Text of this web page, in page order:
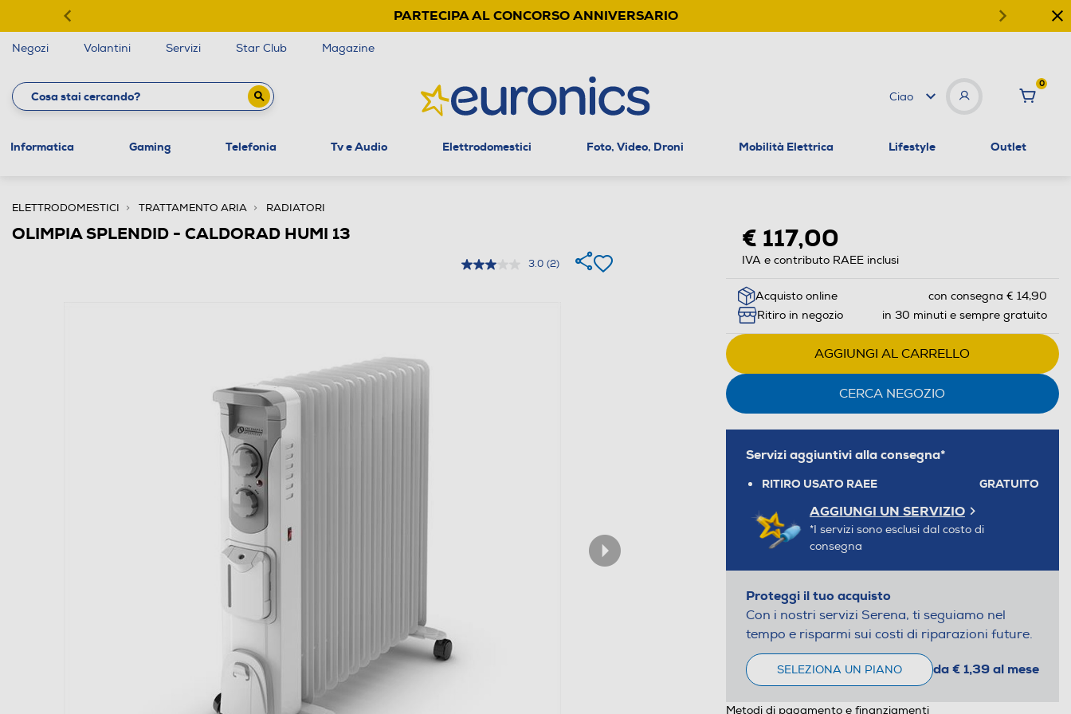
PARTECIPA AL CONCORSO ANNIVERSARIO
Negozi Volantini Servizi Star Club Magazine
Ciao
0
Informatica Gaming Telefonia Tv e Audio Elettrodomestici Foto, Video, Droni Mobilità Elettrica Lifestyle Outlet
ELETTRODOMESTICI TRATTAMENTO ARIA RADIATORI
OLIMPIA SPLENDID - CALDORAD HUMI 13
3.0 (2)
€ 117,00
IVA e contributo RAEE inclusi
Acquisto online
con consegna € 14,90
Ritiro in negozio
in 30 minuti e sempre gratuito
AGGIUNGI AL CARRELLO
CERCA NEGOZIO
Servizi aggiuntivi alla consegna*
RITIRO USATO RAEE GRATUITO
AGGIUNGI UN SERVIZIO
*I servizi sono esclusi dal costo di
consegna
Proteggi il tuo acquisto
Con i nostri servizi Serena, ti seguiamo nel
tempo e risparmi sui costi di riparazioni future.
SELEZIONA UN PIANO da € 1,39 al mese
Metodi di pagamento e finanziamenti